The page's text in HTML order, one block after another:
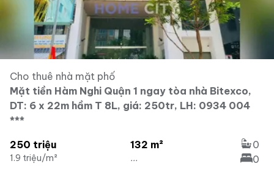
Cho thuê nhà mặt phố
Mặt tiền Hàm Nghi Quận 1 ngay tòa nhà Bitexco,
DT: 6 x 22m hầm T 8L, giá: 250tr, LH: 0934 004
***
250 triệu
1.9 triệu/m²
132 m²
...
0
0